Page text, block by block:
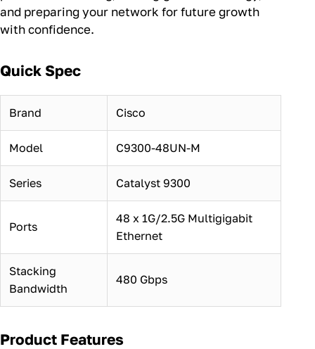
and preparing your network for future growth
with confidence.
Quick Spec
Brand Cisco
Model C9300-48UN-M
Series Catalyst 9300
Ports
48 x 1G/2.5G Multigigabit
Ethernet
Stacking
Bandwidth
480 Gbps
Product Features